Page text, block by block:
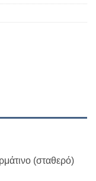
(σταθερό)